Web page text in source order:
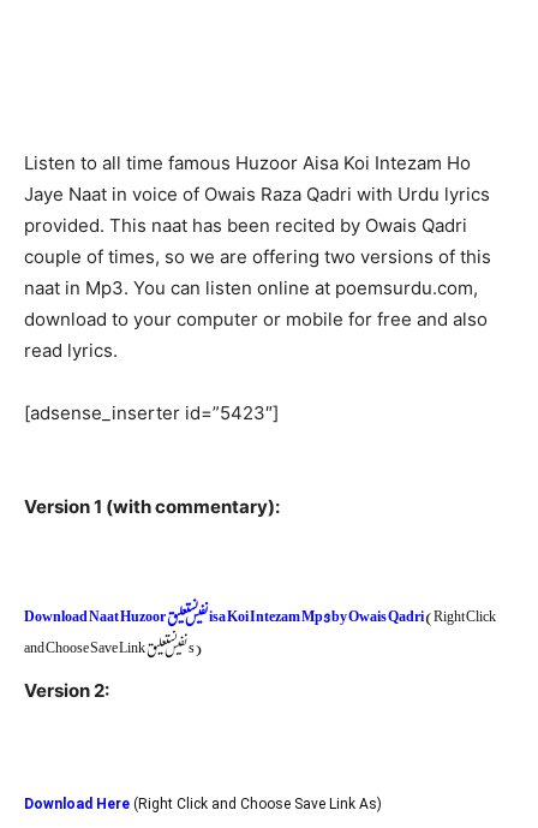
Listen to all time famous Huzoor Aisa Koi Intezam Ho
Jaye Naat in voice of Owais Raza Qadri with Urdu lyrics
provided. This naat has been recited by Owais Qadri
couple of times, so we are offering two versions of this
naat in Mp3. You can listen online at poemsurdu.com,
download to your computer or mobile for free and also
read lyrics.
[adsense_inserter id=”5423″]
Version 1 (with commentary):
Download Naat Huzoor Aisa Koi Intezam Mp3 by Owais Qadri(Right Click
and Choose Save Link As)
Version 2:
Download Here (Right Click and Choose Save Link As)